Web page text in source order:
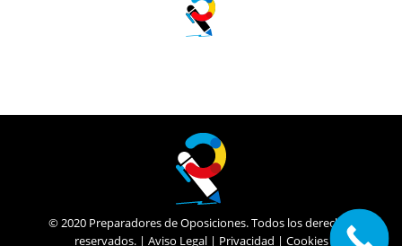
© 2020 Preparadores de Oposiciones. Todos los derechos
reservados. | Aviso Legal| Privacidad | Cookies